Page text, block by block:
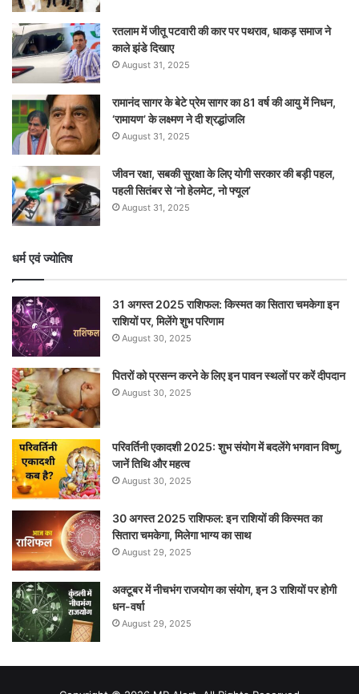
रतलाम में जीतू पटवारी की कार पर पथराव, धाकड़ समाज ने
काले झंडे दिखाए
August 31, 2025
रामानंद सागर के बेटे प्रेम सागर का 81 वर्ष की आयु में निधन,
‘रामायण’ के लक्ष्मण ने दी श्रद्धांजलि
August 31, 2025
जीवन रक्षा, सबकी सुरक्षा के लिए योगी सरकार की बड़ी पहल,
पहली सितंबर से ‘नो हेलमेट, नो फ्यूल’
August 31, 2025
धर्म एवं ज्योतिष
31 अगस्त 2025 राशिफल: किस्मत का सितारा चमकेगा इन
राशियों पर, मिलेंगे शुभ परिणाम
August 30, 2025
पितरों को प्रसन्न करने के लिए इन पावन स्थलों पर करें दीपदान
August 30, 2025
परिवर्तिनी एकादशी 2025: शुभ संयोग में बदलेंगे भगवान विष्णु,
जानें तिथि और महत्व
August 30, 2025
30 अगस्त 2025 राशिफल: इन राशियों की किस्मत का
सितारा चमकेगा, मिलेगा भाग्य का साथ
August 29, 2025
अक्टूबर में नीचभंग राजयोग का संयोग, इन 3 राशियों पर होगी
धन-वर्षा
August 29, 2025